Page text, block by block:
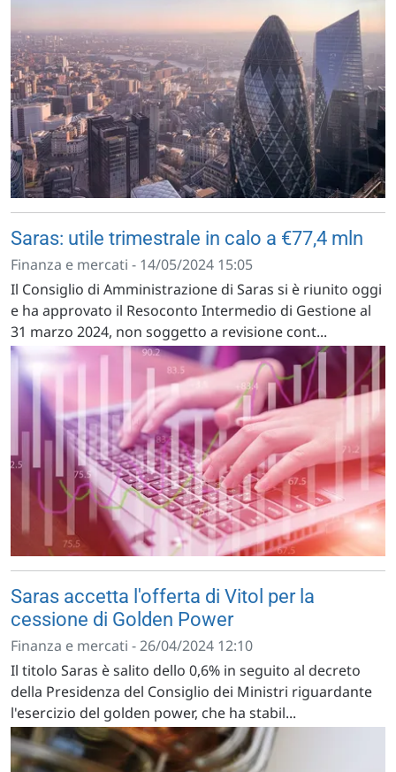
Saras: utile trimestrale in calo a €77,4 mln
Finanza e mercati - 14/05/2024 15:05
Il Consiglio di Amministrazione di Saras si è riunito oggi
e ha approvato il Resoconto Intermedio di Gestione al
31 marzo 2024, non soggetto a revisione cont...
Saras accetta l'offerta di Vitol per la
cessione di Golden Power
Finanza e mercati - 26/04/2024 12:10
Il titolo Saras è salito dello 0,6% in seguito al decreto
della Presidenza del Consiglio dei Ministri riguardante
l'esercizio del golden power, che ha stabil...